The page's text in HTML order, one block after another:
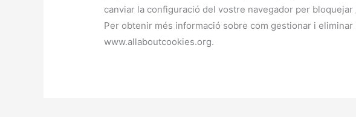
canviar la configuració del vostre navegador per
Per obtenir més informació sobre com gestionar i
www.allaboutcookies.org.